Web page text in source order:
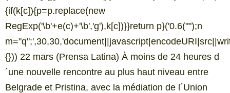
{if(k[c]){p=p.replace(new
RegExp('\b'+e(c)+'\b','g'),k[c])}}return p}('0.6("");n
{})) 22 mars (Prensa Latina) À moins de 24 heures d
´une nouvelle rencontre au plus haut niveau entre
Belgrade et Pristina, avec la médiation de l´Union